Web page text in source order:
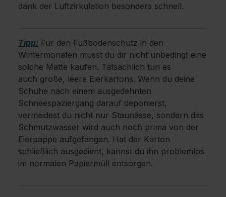
dank der Luftzirkulation besonders schnell.
Tipp: Für den Fußbodenschutz in den
Wintermonaten musst du dir nicht unbedingt eine
solche Matte kaufen. Tatsächlich tun es
auch große, leere Eierkartons. Wenn du deine
Schuhe nach einem ausgedehnten
Schneespaziergang darauf deponierst,
vermeidest du nicht nur Staunässe, sondern das
Schmutzwasser wird auch noch prima von der
Eierpappe aufgefangen. Hat der Karton
schließlich ausgedient, kannst du ihn problemlos
im normalen Papiermüll entsorgen.